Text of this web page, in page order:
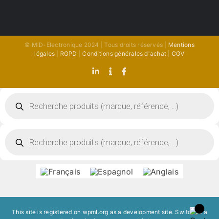
© MID-Electronique 2024 | Tous droits réservés | Mentions
légales
RGPD |Conditions générales d'achat CGV
LinkedIn
Indeed
produits
produits
This site is registered on wpml.org as a development site. Switch to a